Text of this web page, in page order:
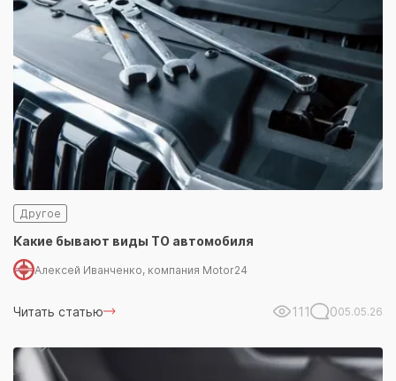
Другое
Какие бывают виды ТО автомобиля
Алексей Иванченко, компания Motor24
Читать статью 111 005.05.26